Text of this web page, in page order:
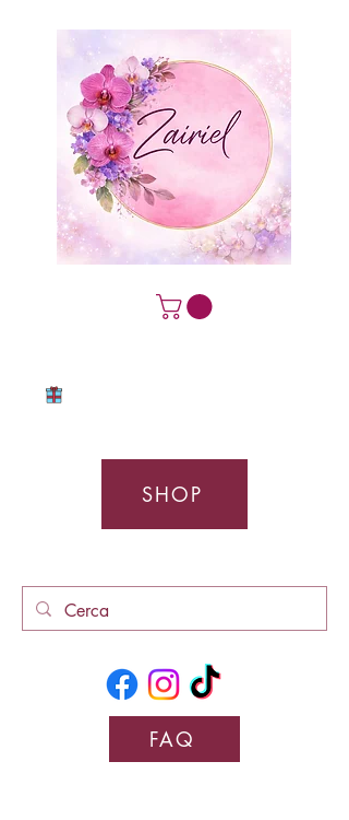
SHOP
FAQ